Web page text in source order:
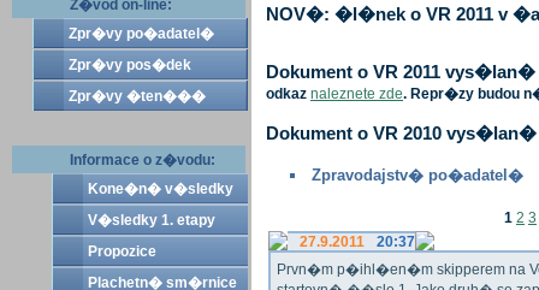
Z�vod on-line:
Zpr�vy po�adatel�
Zpr�vy pos�dek
Zpr�vy �ten���
Informace o z�vodu:
Kone�n� v�sledky
V�sledky 1. etapy
Propozice
Plachetn� sm�rnice
NOV�: �l�nek o VR 2011 v
Dokument o VR 2011
odkaz naleznete zde. Repr�zy budou
Dokument o VR 2010
Zpravodajstv� po�adatel�
1 2 3
27.9.2011
20:37
Prvn�m p�ihl�en�m skipperem na